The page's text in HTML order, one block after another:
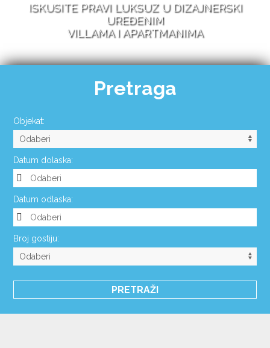
ISKUSITE PRAVI LUKSUZ U DIZAJNERSKI
UREĐENIM
VILLAMA I APARTMANIMA
Pretraga
Objekat:
Datum dolaska:
Datum odlaska:
Broj gostiju: